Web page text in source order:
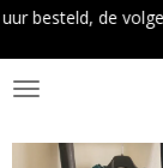
Ga
de
dag